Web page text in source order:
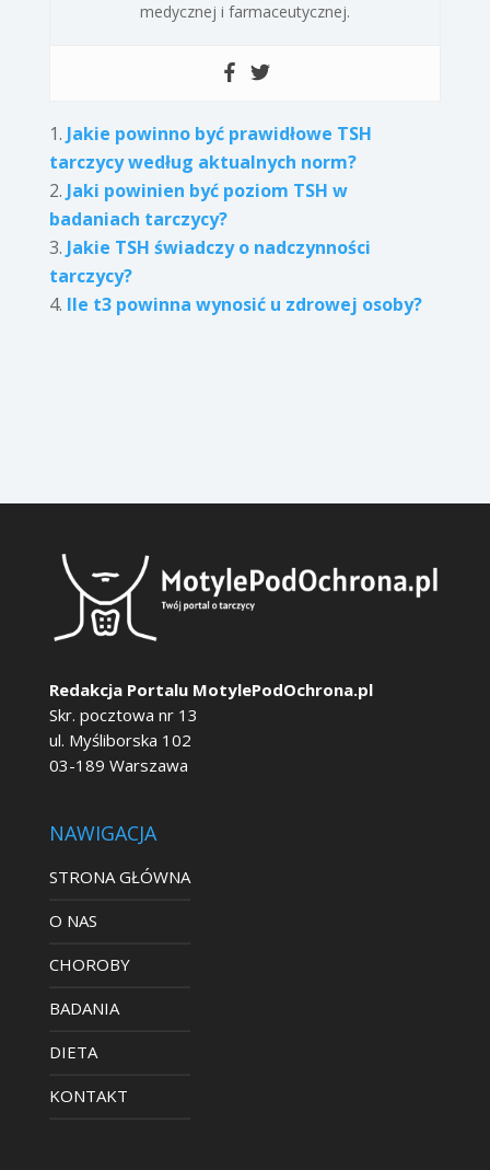
medycznej i farmaceutycznej.
Jakie powinno być prawidłowe TSH
tarczycy według aktualnych norm?
Jaki powinien być poziom TSH w
badaniach tarczycy?
Jakie TSH świadczy o nadczynności
tarczycy?
Ile t3 powinna wynosić u zdrowej osoby?
Redakcja Portalu MotylePodOchrona.pl
Skr. pocztowa nr 13
ul. Myśliborska 102
03-189 Warszawa
NAWIGACJA
STRONA GŁÓWNA
O NAS
CHOROBY
BADANIA
DIETA
KONTAKT